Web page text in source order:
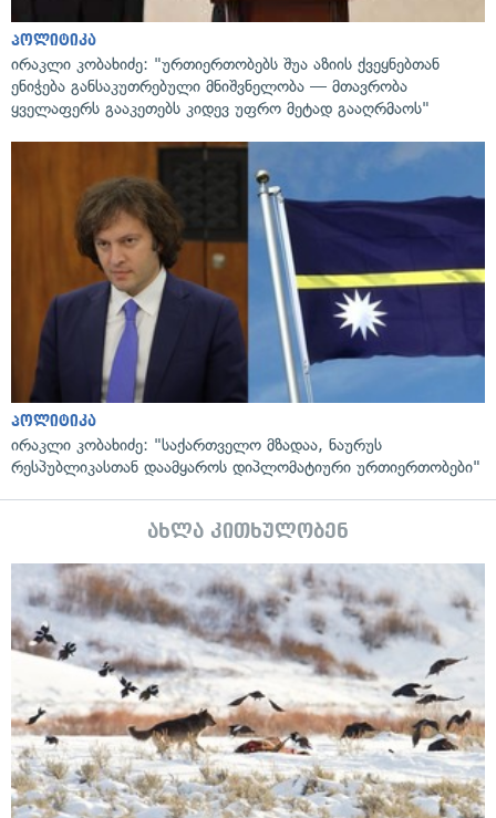
პოლიტიკა
ირაკლი კობახიძე: "ურთიერთობებს შუა აზიის ქვეყნებთან
ენიჭება განსაკუთრებული მნიშვნელობა — მთავრობა
ყველაფერს გააკეთებს კიდევ უფრო მეტად გააღრმაოს"
პოლიტიკა
ირაკლი კობახიძე: "საქართველო მზადაა, ნაურუს
რესპუბლიკასთან დაამყაროს დიპლომატიური ურთიერთობები"
ახლა კითხულობენ